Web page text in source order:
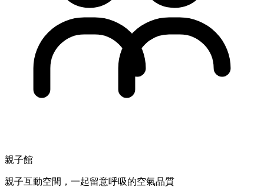
親子館
親子互動空間，一起留意呼吸的空氣品質